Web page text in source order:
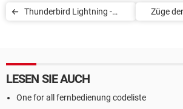
Thunderbird Lightning -
Züge
LESEN SIE AUCH
One for all fernbedienung codeliste